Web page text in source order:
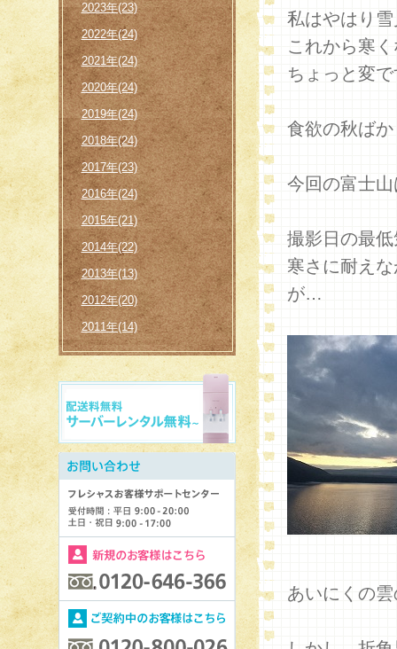
2023年(23)
2022年(24)
2021年(24)
2020年(24)
2019年(24)
2018年(24)
2017年(23)
2016年(24)
2015年(21)
2014年(22)
2013年(13)
2012年(20)
2011年(14)
私はやはり
これから寒
ちょっと変
食欲の秋ば
今回の富士
撮影日の最
寒さに耐え
が…
あいにくの